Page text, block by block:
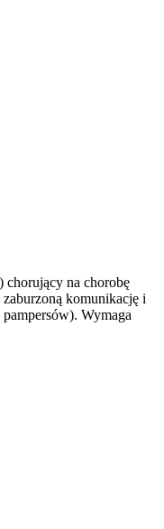
na chorobę
komunikację i
Wymaga